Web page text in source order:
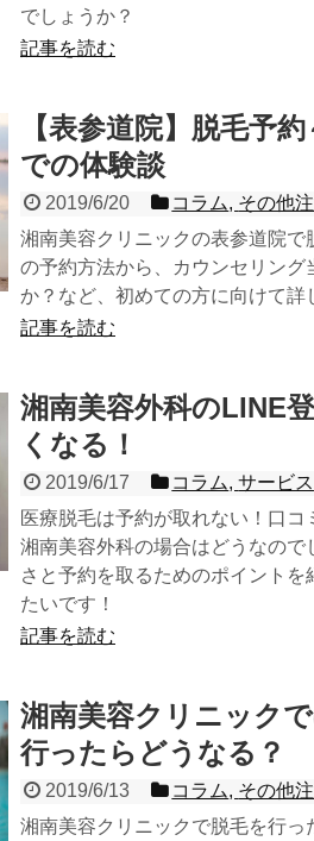
でしょうか？
記事を読む
【表参道院】脱毛予
での体験談
2019/6/20 コラム, その他
湘南美容クリニックの表参道院
の予約方法から、カウンセリン
か？など、初めての方に向けて詳
記事を読む
湘南美容外科のLINE
くなる！
2019/6/17 コラム,サービス
医療脱毛は予約が取れない！口コ
湘南美容外科の場合はどうなの
さと予約を取るためのポイント
たいです！
記事を読む
湘南美容クリニック
行ったらどうなる？
2019/6/13 コラム, その他
湘南美容クリニックで脱毛を行